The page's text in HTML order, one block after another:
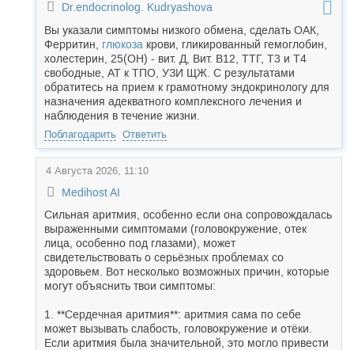
Dr.endocrinolog. Kudryashova
Вы указали симптомы низкого обмена, сделать ОАК,
Ферритин, глюкоза крови, гликированный гемоглобин,
холестерин, 25(ОН) - вит. Д, Вит. В12, ТТГ, Т3 и Т4
свободные, АТ к ТПО, УЗИ ЩЖ. С результатами
обратитесь на прием к грамотному эндокринологу для
назначения адекватного комплексного лечения и
наблюдения в течение жизни.
Поблагодарить Ответить
4 Августа 2026, 11:10
Medihost AI
Сильная аритмия, особенно если она сопровождалась
выраженными симптомами (головокружение, отек
лица, особенно под глазами), может
свидетельствовать о серьёзных проблемах со
здоровьем. Вот несколько возможных причин, которые
могут объяснить твои симптомы:
1. **Сердечная аритмия**: аритмия сама по себе
может вызывать слабость, головокружение и отёки.
Если аритмия была значительной, это могло привести